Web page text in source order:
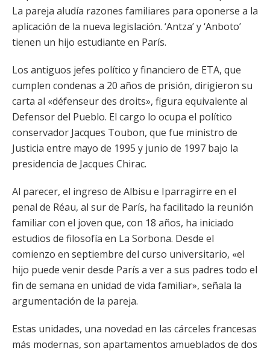
La pareja aludía razones familiares para oponerse a la
aplicación de la nueva legislación. ‘Antza’ y ‘Anboto’
tienen un hijo estudiante en París.
Los antiguos jefes político y financiero de ETA, que
cumplen condenas a 20 años de prisión, dirigieron su
carta al «défenseur des droits», figura equivalente al
Defensor del Pueblo. El cargo lo ocupa el político
conservador Jacques Toubon, que fue ministro de
Justicia entre mayo de 1995 y junio de 1997 bajo la
presidencia de Jacques Chirac.
Al parecer, el ingreso de Albisu e Iparragirre en el
penal de Réau, al sur de París, ha facilitado la reunión
familiar con el joven que, con 18 años, ha iniciado
estudios de filosofía en La Sorbona. Desde el
comienzo en septiembre del curso universitario, «el
hijo puede venir desde París a ver a sus padres todo el
fin de semana en unidad de vida familiar», señala la
argumentación de la pareja.
Estas unidades, una novedad en las cárceles francesas
más modernas, son apartamentos amueblados de dos